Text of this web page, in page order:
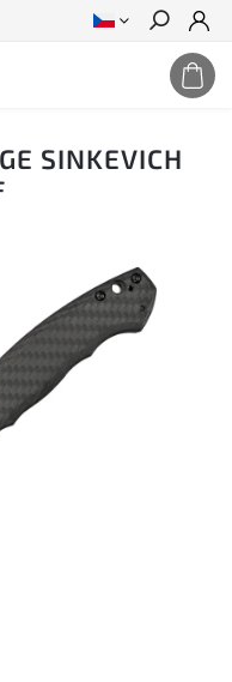
Hledat
SINKEVICH